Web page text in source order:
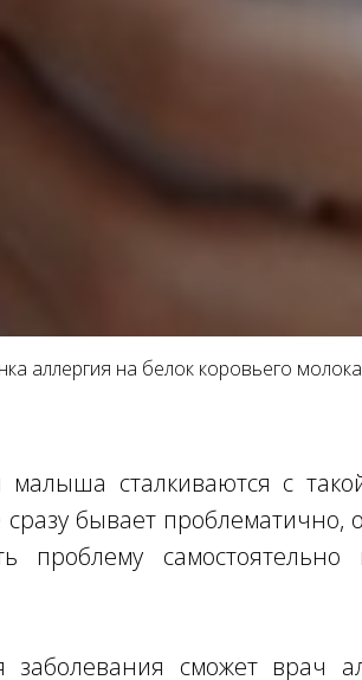
аллергия на белок коровьего
сталкиваются с
сразу бывает проблематично,
проблему
заболевания сможет врач